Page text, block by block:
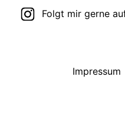
Folgt mir gerne
Impressum